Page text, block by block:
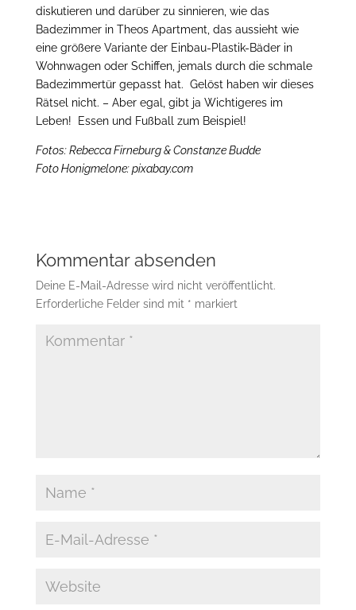
diskutieren und darüber zu sinnieren, wie das
Badezimmer in Theos Apartment, das aussieht wie
eine größere Variante der Einbau-Plastik-Bäder in
Wohnwagen oder Schiffen, jemals durch die schmale
Badezimmertür gepasst hat. Gelöst haben wir dieses
Rätsel nicht. – Aber egal, gibt ja Wichtigeres im
Leben! Essen und Fußball zum Beispiel!
Fotos: Rebecca Firneburg & Constanze Budde
Foto Honigmelone: pixabay.com
Kommentar absenden
Deine E-Mail-Adresse wird nicht veröffentlicht.
Erforderliche Felder sind mit * markiert